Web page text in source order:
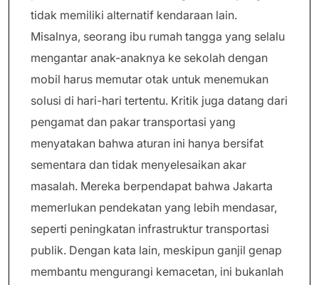
tidak memiliki alternatif kendaraan lain.
Misalnya, seorang ibu rumah tangga yang selalu
mengantar anak-anaknya ke sekolah dengan
mobil harus memutar otak untuk menemukan
solusi di hari-hari tertentu. Kritik juga datang dari
pengamat dan pakar transportasi yang
menyatakan bahwa aturan ini hanya bersifat
sementara dan tidak menyelesaikan akar
masalah. Mereka berpendapat bahwa Jakarta
memerlukan pendekatan yang lebih mendasar,
seperti peningkatan infrastruktur transportasi
publik. Dengan kata lain, meskipun ganjil genap
membantu mengurangi kemacetan, ini bukanlah